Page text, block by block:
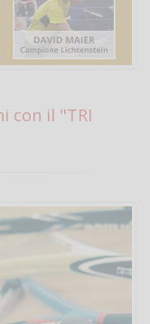
con il "TRI